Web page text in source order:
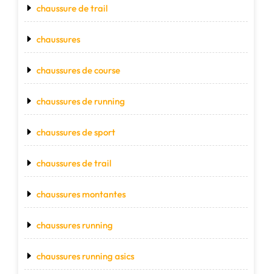
chaussure de trail
chaussures
chaussures de course
chaussures de running
chaussures de sport
chaussures de trail
chaussures montantes
chaussures running
chaussures running asics